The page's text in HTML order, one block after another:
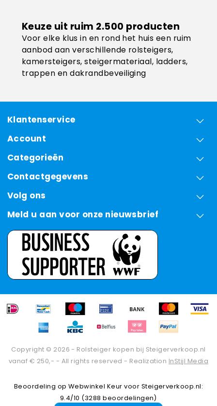
Keuze uit ruim 2.500 producten
Voor elke klus in en rond het huis een ruim
aanbod aan verschillende rolsteigers,
kamersteigers, steigermateriaal, ladders,
trappen en dakrandbeveiliging
Klantenservice
Account
Categorieën
Contactgegevens
Volg ons
Meld u aan voor onze nieuwsbrief
Copyright © 2026 - Rolsteiger kopen bij Steigerverkoop.nl
vanaf € 250,- - All rights reserved - Realization InStijl Media
Beoordeling op Webwinkel Keur voor Steigerverkoop.nl:
9.4/10 (3288 beoordelingen)